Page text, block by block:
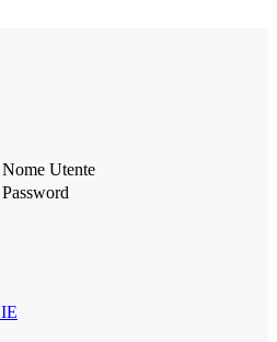
Nome Utente
Password